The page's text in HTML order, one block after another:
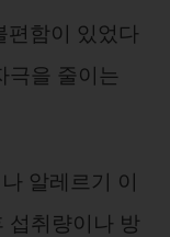
편함이 있었다
극을 줄이는
알레르기 이
섭취량이나 방